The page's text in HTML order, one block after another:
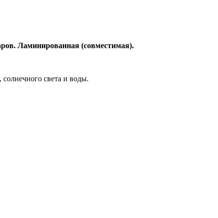
Ламинированная (совместимая).
света и воды.